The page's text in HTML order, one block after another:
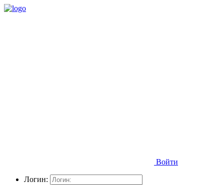
Войти
Логин: